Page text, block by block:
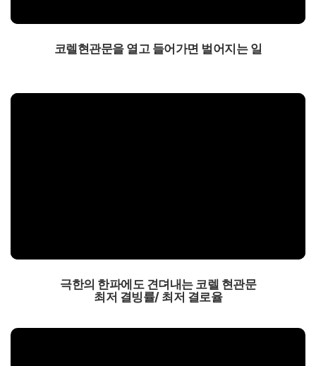
코렐현관문을 열고 들어가면 벌어지는 일
극한의 한파에도 견뎌내는 코렐 현관문
최저 결빙률/ 최저 결로율